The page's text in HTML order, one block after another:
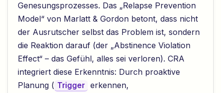
Genesungsprozesses. Das „Relapse Prevention
Model“ von Marlatt & Gordon betont, dass nicht
der Ausrutscher selbst das Problem ist, sondern
die Reaktion darauf (der „Abstinence Violation
Effect“ – das Gefühl, alles sei verloren). CRA
integriert diese Erkenntnis: Durch proaktive
Planung ( Trigger erkennen,